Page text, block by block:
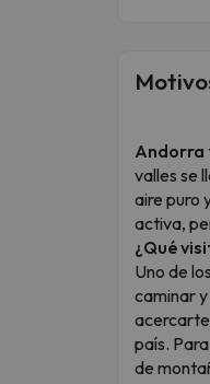
Andorra
valles se
aire puro
activa,
¿Qué
Uno de
caminar
país.
de